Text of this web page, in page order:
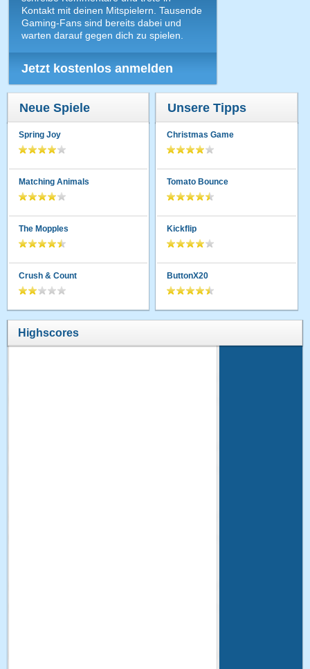
Kontakt mit deinen Mitspielern. Tausende
Gaming-Fans sind bereits dabei und
warten darauf gegen dich zu spielen.
Jetzt kostenlos anmelden
Neue Spiele
Spring Joy
Matching Animals
The Mopples
Crush & Count
Unsere Tipps
Christmas Game
Tomato Bounce
Kickflip
ButtonX20
Highscores